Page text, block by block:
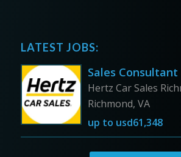
LATEST JOBS:
Sales Consultant
Hertz Car Sales
Richmond, VA
up to usd61,348